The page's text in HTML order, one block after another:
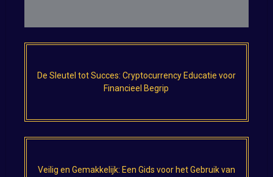
De Sleutel tot Succes: Cryptocurrency Educatie voor
Financieel Begrip
Veilig en Gemakkelijk: Een Gids voor het Gebruik van